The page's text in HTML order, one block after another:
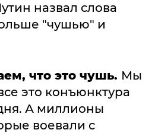
назвал слова
"чушью" и
что это чушь. Мы
это конъюнктура
А миллионы
воевали с